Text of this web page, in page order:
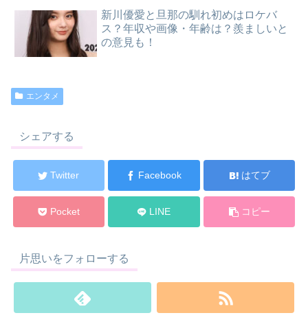
新川優愛と旦那の馴れ初めはロケバ
ス？年収や画像・年齢は？羨ましいと
の意見も！
エンタメ
シェアする
Twitter Facebook はてブ
Pocket LINE コピー
片思いをフォローする